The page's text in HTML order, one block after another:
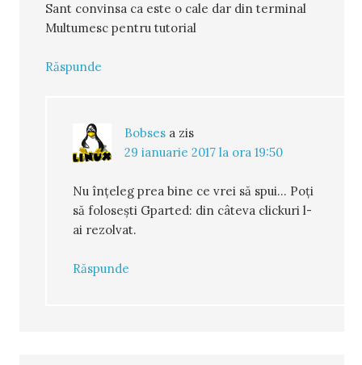
Sant convinsa ca este o cale dar din terminal
Multumesc pentru tutorial
Răspunde
Bobses a zis
29 ianuarie 2017 la ora 19:50
Nu înțeleg prea bine ce vrei să spui... Poți
să folosești Gparted: din câteva clickuri l-
ai rezolvat.
Răspunde